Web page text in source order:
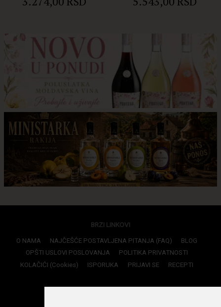
BRZI LINKOVI
O NAMA NAJČEŠĆE POSTAVLJENA PITANJA (FAQ)
BLOG
OPŠTI USLOVI POSLOVANJA
POLITIKA PRIVATNOSTI
KOLAČIĆI (Cookies)
ISPORUKA PRIJAVI SE RECEPTI